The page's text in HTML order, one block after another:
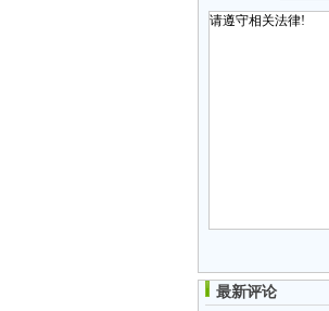
最新评论